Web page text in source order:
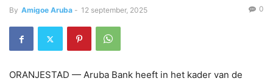
By Amigoe Aruba - 12 september, 2025 0
ORANJESTAD — Aruba Bank heeft in het kader van de